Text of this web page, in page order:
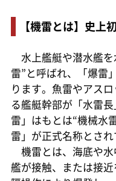
【機雷とは】史上
水上艦艇や潜水艦を
雷”と呼ばれ、「爆雷
ります。魚雷やアス
る艦艇幹部が「水雷
雷」はもとは“機械水
雷」が正式名称とされ
機雷とは、海底や
艦が接触、または接